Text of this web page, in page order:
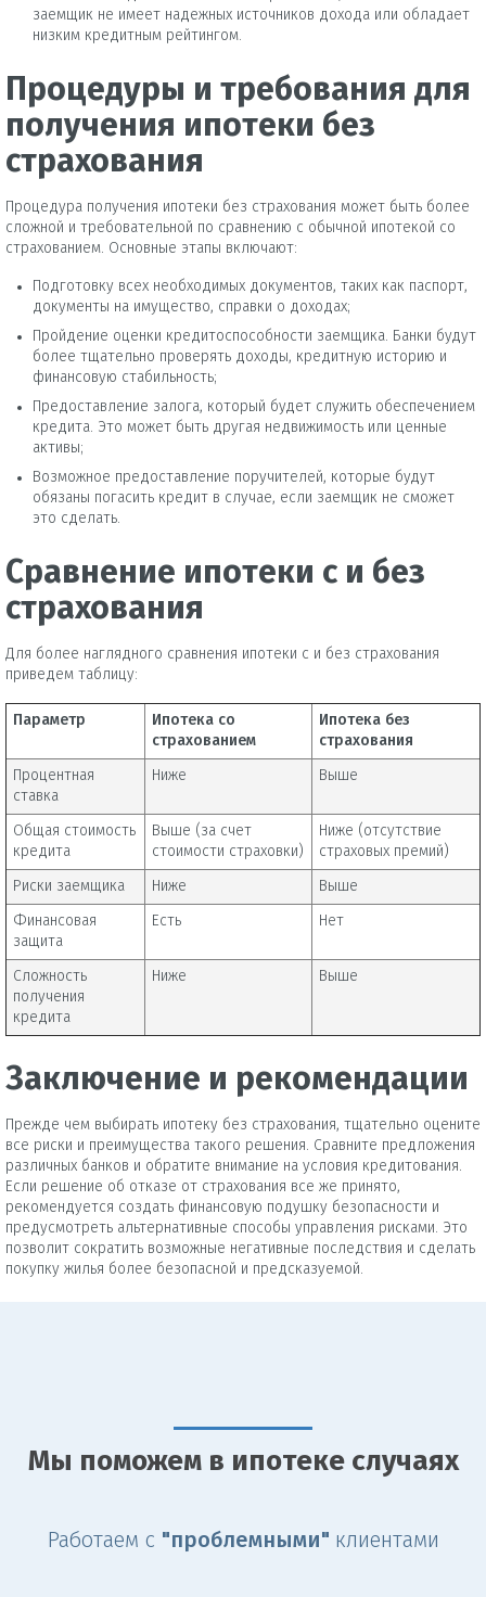
заемщик не имеет надежных источников дохода или обладает
низким кредитным рейтингом.
Процедуры и требования для
получения ипотеки без
страхования
Процедура получения ипотеки без страхования может быть более
сложной и требовательной по сравнению с обычной ипотекой со
страхованием. Основные этапы включают:
Подготовку всех необходимых документов, таких как паспорт,
документы на имущество, справки о доходах;
Пройдение оценки кредитоспособности заемщика. Банки будут
более тщательно проверять доходы, кредитную историю и
финансовую стабильность;
Предоставление залога, который будет служить обеспечением
кредита. Это может быть другая недвижимость или ценные
активы;
Возможное предоставление поручителей, которые будут
обязаны погасить кредит в случае, если заемщик не сможет
это сделать.
Сравнение ипотеки с и без
страхования
Для более наглядного сравнения ипотеки с и без страхования
приведем таблицу:
Параметр
Ипотека со
страхованием
Ипотека без
страхования
Процентная
ставка
Ниже Выше
Общая стоимость
кредита
Выше (за счет
стоимости страховки)
Ниже (отсутствие
страховых премий)
Риски заемщика Ниже Выше
Финансовая
защита
Есть Нет
Сложность
получения
кредита
Ниже Выше
Заключение и рекомендации
Прежде чем выбирать ипотеку без страхования, тщательно оцените
все риски и преимущества такого решения. Сравните предложения
различных банков и обратите внимание на условия кредитования.
Если решение об отказе от страхования все же принято,
рекомендуется создать финансовую подушку безопасности и
предусмотреть альтернативные способы управления рисками. Это
позволит сократить возможные негативные последствия и сделать
покупку жилья более безопасной и предсказуемой.
Мы поможем в ипотеке случаях
Работаем с "проблемными" клиентами